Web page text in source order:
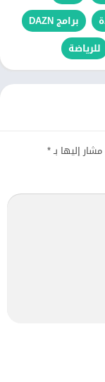
برامج DAZN
للرياضة
إليها بـ*